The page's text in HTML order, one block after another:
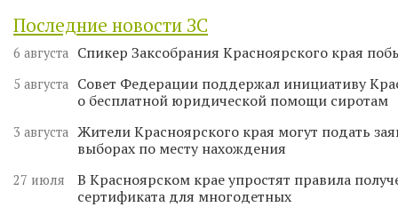
Последние новости ЗС
6 августа Спикер Заксобрания Красноярского края
5 августа
Совет Федерации поддержал инициативу
о бесплатной юридической помощи сиротам
3 августа Жители Красноярского края могут подать
выборах по месту нахождения
27 июля
В Красноярском крае упростят правила
сертификата для многодетных